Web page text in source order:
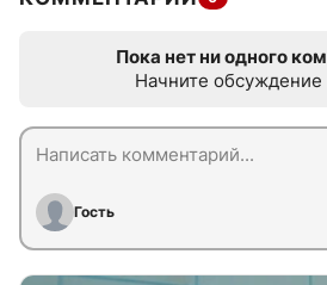
Пока нет ни одного
Начните
Гость